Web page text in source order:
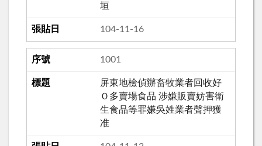
垣
104-11-16
1001
屏東地檢偵辦畜牧業者回收好
Ｏ多賣場食品 涉嫌販賣妨害衛
生食品等罪嫌吳姓業者聲押獲
准